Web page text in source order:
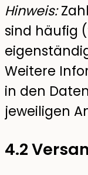
Hinweis:
sind häufig
Weitere
in den
jeweiligen
4.2